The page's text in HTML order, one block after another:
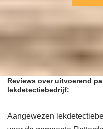
Reviews over uitvoerend
lekdetectiebedrijf:
Aangewezen